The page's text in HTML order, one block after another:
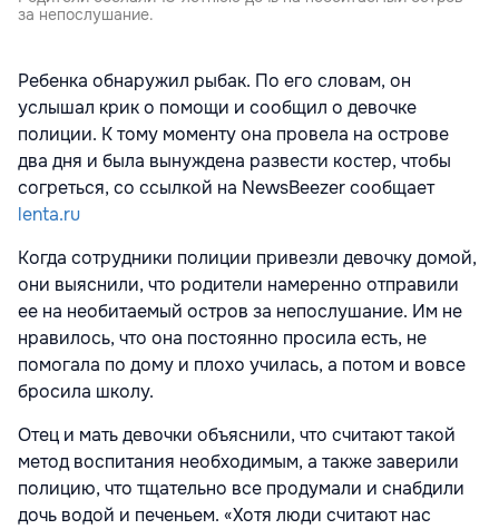
за непослушание.
Ребенка обнаружил рыбак. По его словам, он
услышал крик о помощи и сообщил о девочке
полиции. К тому моменту она провела на острове
два дня и была вынуждена развести костер, чтобы
согреться, со ссылкой на NewsBeezer сообщает
lenta.ru
Когда сотрудники полиции привезли девочку домой,
они выяснили, что родители намеренно отправили
ее на необитаемый остров за непослушание. Им не
нравилось, что она постоянно просила есть, не
помогала по дому и плохо училась, а потом и вовсе
бросила школу.
Отец и мать девочки объяснили, что считают такой
метод воспитания необходимым, а также заверили
полицию, что тщательно все продумали и снабдили
дочь водой и печеньем. «Хотя люди считают нас